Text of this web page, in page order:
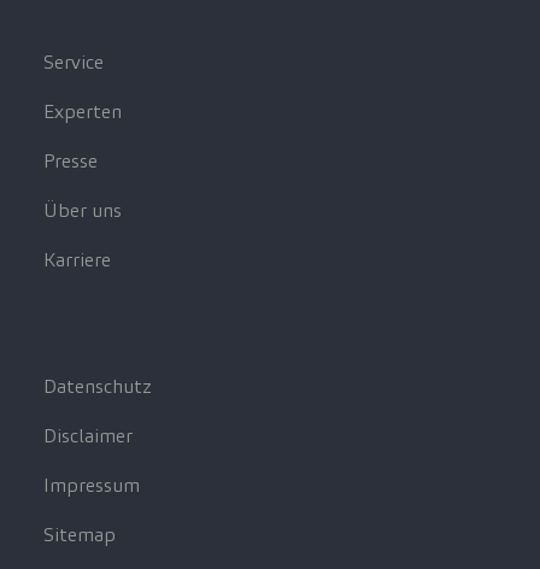
Service
Experten
Presse
Über uns
Karriere
Datenschutz
Disclaimer
Impressum
Sitemap